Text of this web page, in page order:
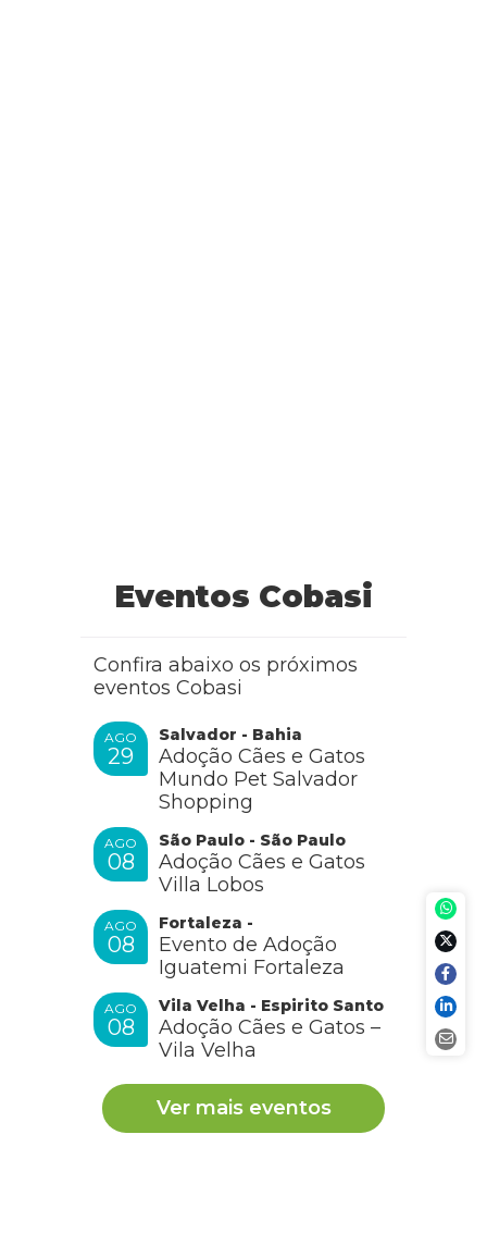
Eventos Cobasi
Confira abaixo os próximos
eventos Cobasi
AGO
29
Salvador - Bahia
Adoção Cães e Gatos
Mundo Pet Salvador
Shopping
AGO
08
São Paulo - São Paulo
Adoção Cães e Gatos
Villa Lobos
AGO
08
Fortaleza -
Evento de Adoção
Iguatemi Fortaleza
AGO
08
Vila Velha - Espirito Santo
Adoção Cães e Gatos –
Vila Velha
Ver mais eventos